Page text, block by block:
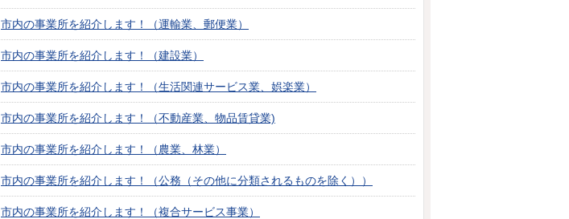
市内の事業所を紹介します！（運輸業、郵便業）
市内の事業所を紹介します！（建設業）
市内の事業所を紹介します！（生活関連サービス業、娯楽業）
市内の事業所を紹介します！（不動産業、物品賃貸業)
市内の事業所を紹介します！（農業、林業）
市内の事業所を紹介します！（公務（その他に分類されるものを除く））
市内の事業所を紹介します！（複合サービス事業）